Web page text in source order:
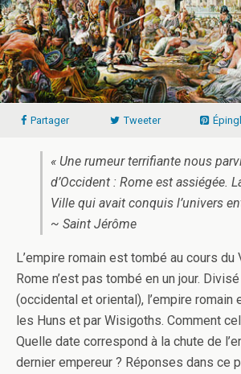
Partager Tweeter
« Une rumeur terrifiante nous
d’Occident : Rome est assiégée.
Ville qui avait conquis l’univers
~ Saint Jérôme
L’empire romain est tombé au cours du
Rome n’est pas tombé en un jour.
(occidental et oriental), l’empire romain
les Huns et par Wisigoths. Comment
Quelle date correspond à la chute de
dernier empereur ? Réponses dans ce